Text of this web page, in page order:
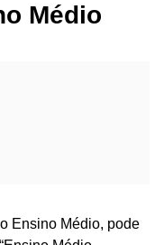
Médio
Ensino Médio, pode